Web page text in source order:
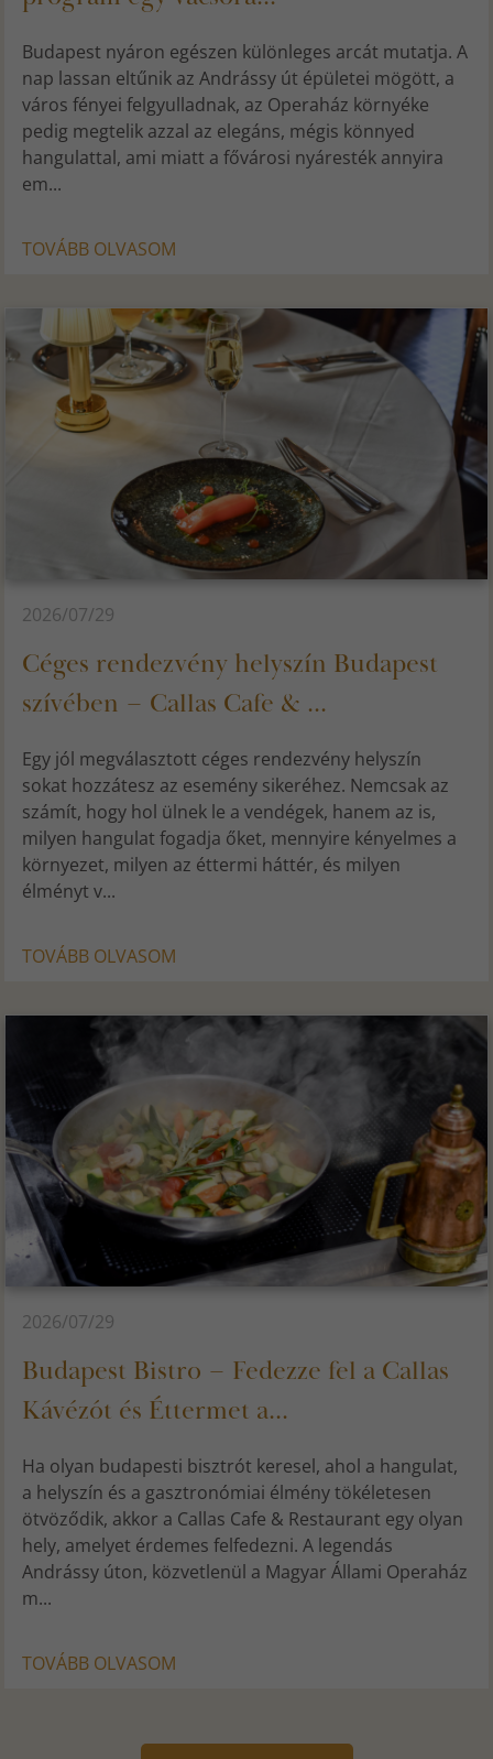
Budapest nyáron egészen különleges arcát mutatja. A
nap lassan eltűnik az Andrássy út épületei mögött, a
város fényei felgyulladnak, az Operaház környéke
pedig megtelik azzal az elegáns, mégis könnyed
hangulattal, ami miatt a fővárosi nyáresték annyira
em...
TOVÁBB OLVASOM
2026/07/29
Céges rendezvény helyszín Budapest
szívében – Callas Cafe & ...
Egy jól megválasztott céges rendezvény helyszín
sokat hozzátesz az esemény sikeréhez. Nemcsak az
számít, hogy hol ülnek le a vendégek, hanem az is,
milyen hangulat fogadja őket, mennyire kényelmes a
környezet, milyen az éttermi háttér, és milyen
élményt v...
TOVÁBB OLVASOM
2026/07/29
Budapest Bistro – Fedezze fel a Callas
Kávézót és Éttermet a...
Ha olyan budapesti bisztrót keresel, ahol a hangulat,
a helyszín és a gasztronómiai élmény tökéletesen
ötvöződik, akkor a Callas Cafe & Restaurant egy olyan
hely, amelyet érdemes felfedezni. A legendás
Andrássy úton, közvetlenül a Magyar Állami Operaház
m...
TOVÁBB OLVASOM